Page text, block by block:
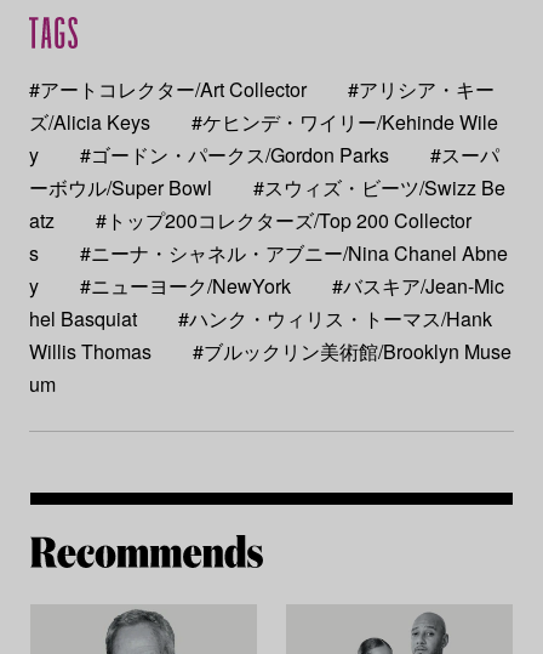
#アートコレクター/Art Collector
#アリシア・キー
ズ/Alicia Keys
#ケヒンデ・ワイリー/Kehinde Wile
y
#ゴードン・パークス/Gordon Parks
#スーパ
ーボウル/Super Bowl
#スウィズ・ビーツ/Swizz Be
atz
#トップ200コレクターズ/Top 200 Collector
s
#ニーナ・シャネル・アブニー/Nina Chanel Abne
y
#ニューヨーク/NewYork
#バスキア/Jean-Mic
hel Basquiat
#ハンク・ウィリス・トーマス/Hank
Willis Thomas
#ブルックリン美術館/Brooklyn Muse
um